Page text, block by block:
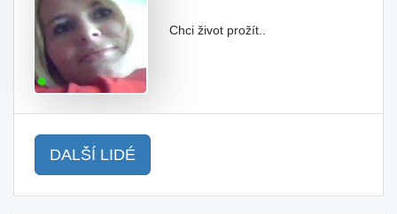
Chci život prožít..
DALŠÍ LIDÉ